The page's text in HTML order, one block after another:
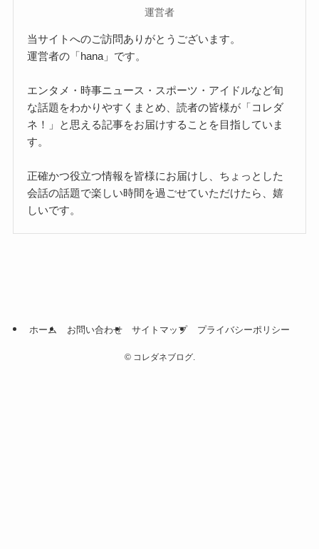
運営者
当サイトへのご訪問ありがとうございます。
運営者の「hana」です。
エンタメ・時事ニュース・スポーツ・アイドルなど旬
な話題をわかりやすくまとめ、読者の皆様が「コレダ
ネ！」と思える記事をお届けすることを目指していま
す。
正確かつ役立つ情報を皆様にお届けし、ちょっとした
会話の話題で楽しい時間を過ごせていただけたら、嬉
しいです。
ホーム お問い合わせ サイトマップ プライバシーポリシー
©コレダネブログ.